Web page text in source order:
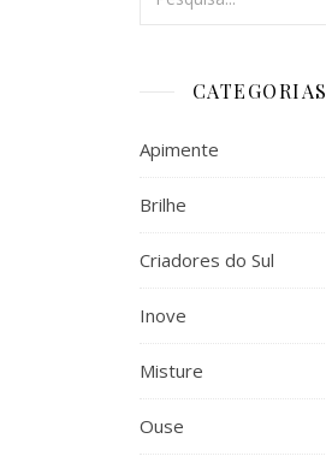
CATEGORIAS
Apimente
Brilhe
Criadores do Sul
Inove
Misture
Ouse